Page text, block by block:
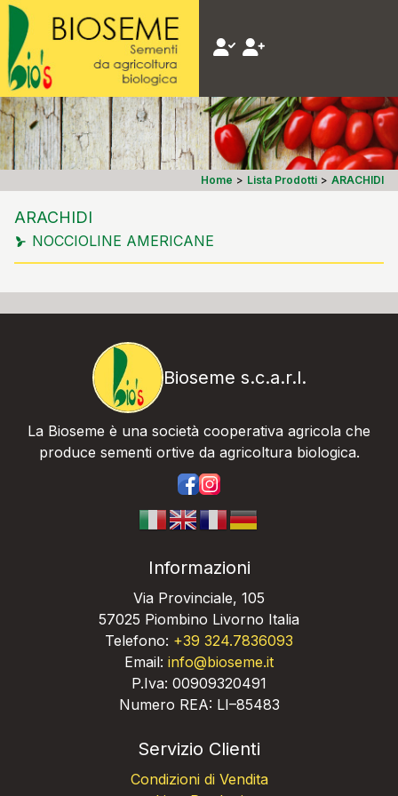
Home > Lista Prodotti > ARACHIDI
ARACHIDI
NOCCIOLINE AMERICANE
Bioseme s.c.a.r.l.
La Bioseme è una società cooperativa agricola che
produce sementi ortive da agricoltura biologica.
Informazioni
Via Provinciale, 105
57025 Piombino Livorno Italia
Telefono: +39 324.7836093
Email: info@bioseme.it
P.Iva: 00909320491
Numero REA: LI–85483
Servizio Clienti
Condizioni di Vendita